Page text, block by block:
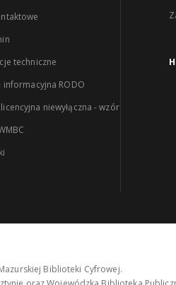
techniczne
informacyjna RODO
niewyłączna - wzór
Biblioteki Cyfrowej.